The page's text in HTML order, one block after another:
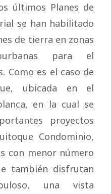
últimos Planes de
se han habilitado
de tierra en zonas
para el
Como es el caso de
ubicada en el
en la cual se
proyectos
Condominio,
con menor número
también disfrutan
una vista